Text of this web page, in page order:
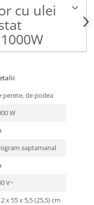
cu ulei
perete, de podea
W
saptamanal
V~
x 55 x 5,5 (25,5) cm